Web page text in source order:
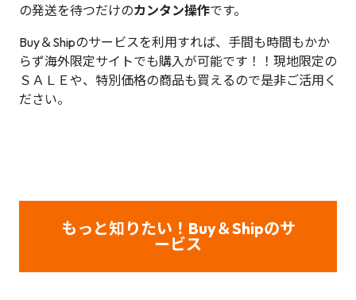
の発送を待つだけのカンタン操作です。
Buy＆Shipのサービスを利用すれば、手間も時間もかか
らず海外限定サイトでも購入が可能です！！現地限定の
ＳＡＬＥや、特別価格の商品も買えるので是非ご活用く
ださい。
もっと知りたい！Buy＆Shipのサ
ービス